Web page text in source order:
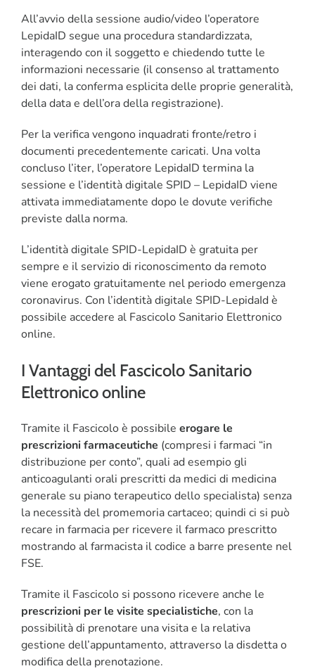
All’avvio della sessione audio/video l’operatore
LepidaID segue una procedura standardizzata,
interagendo con il soggetto e chiedendo tutte le
informazioni necessarie (il consenso al trattamento
dei dati, la conferma esplicita delle proprie generalità,
della data e dell’ora della registrazione).
Per la verifica vengono inquadrati fronte/retro i
documenti precedentemente caricati. Una volta
concluso l’iter, l’operatore LepidaID termina la
sessione e l’identità digitale SPID – LepidaID viene
attivata immediatamente dopo le dovute verifiche
previste dalla norma.
L’identità digitale SPID-LepidaID è gratuita per
sempre e il servizio di riconoscimento da remoto
viene erogato gratuitamente nel periodo emergenza
coronavirus. Con l’identità digitale SPID-LepidaId è
possibile accedere al Fascicolo Sanitario Elettronico
online.
I Vantaggi del Fascicolo Sanitario
Elettronico online
Tramite il Fascicolo è possibile erogare le
prescrizioni farmaceutiche (compresi i farmaci “in
distribuzione per conto”, quali ad esempio gli
anticoagulanti orali prescritti da medici di medicina
generale su piano terapeutico dello specialista) senza
la necessità del promemoria cartaceo; quindi ci si può
recare in farmacia per ricevere il farmaco prescritto
mostrando al farmacista il codice a barre presente nel
FSE.
Tramite il Fascicolo si possono ricevere anche le
prescrizioni per le visite specialistiche, con la
possibilità di prenotare una visita e la relativa
gestione dell’appuntamento, attraverso la disdetta o
modifica della prenotazione.